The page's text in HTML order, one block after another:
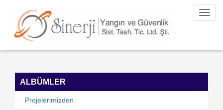
ALBÜMLER
Projelerimizden